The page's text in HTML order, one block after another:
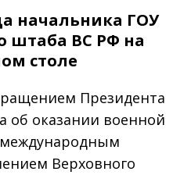
начальника ГОУ
штаба ВС РФ на
столе
Президента
об оказании военной
Верховного